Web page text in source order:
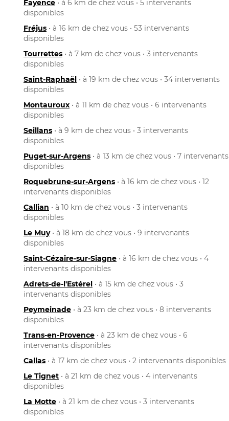
Fayence • à 6 km de chez vous • 5 intervenants
disponibles
Fréjus • à 16 km de chez vous • 53 intervenants
disponibles
Tourrettes • à 7 km de chez vous • 3 intervenants
disponibles
Saint-Raphaël • à 19 km de chez vous • 34 intervenants
disponibles
Montauroux • à 11 km de chez vous • 6 intervenants
disponibles
Seillans • à 9 km de chez vous • 3 intervenants
disponibles
Puget-sur-Argens • à 13 km de chez vous • 7 intervenants
disponibles
Roquebrune-sur-Argens • à 16 km de chez vous • 12
intervenants disponibles
Callian • à 10 km de chez vous • 3 intervenants
disponibles
Le Muy• à 18 km de chez vous • 9 intervenants
disponibles
Saint-Cézaire-sur-Siagne • à 16 km de chez vous • 4
intervenants disponibles
Adrets-de-l'Estérel • à 15 km de chez vous • 3
intervenants disponibles
Peymeinade • à 23 km de chez vous • 8 intervenants
disponibles
Trans-en-Provence • à 23 km de chez vous • 6
intervenants disponibles
Callas • à 17 km de chez vous • 2 intervenants disponibles
Le Tignet • à 21 km de chez vous • 4 intervenants
disponibles
La Motte • à 21 km de chez vous • 3 intervenants
disponibles